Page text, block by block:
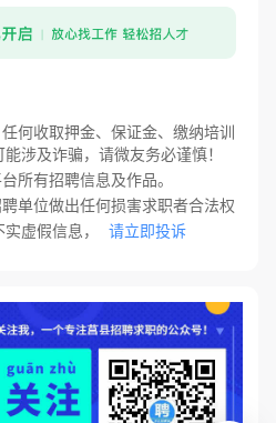
何收取押金、保证金、缴纳培训
涉及诈骗，请微友务必谨慎！
所有招聘信息及作品。
单位做出任何损害求职者合法权
虚假信息，
请立即投诉